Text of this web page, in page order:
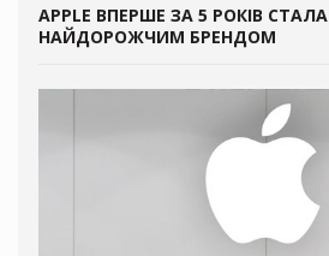
APPLE ВПЕРШЕ ЗА 5 РОКІВ СТАЛА
НАЙДОРОЖЧИМ БРЕНДОМ